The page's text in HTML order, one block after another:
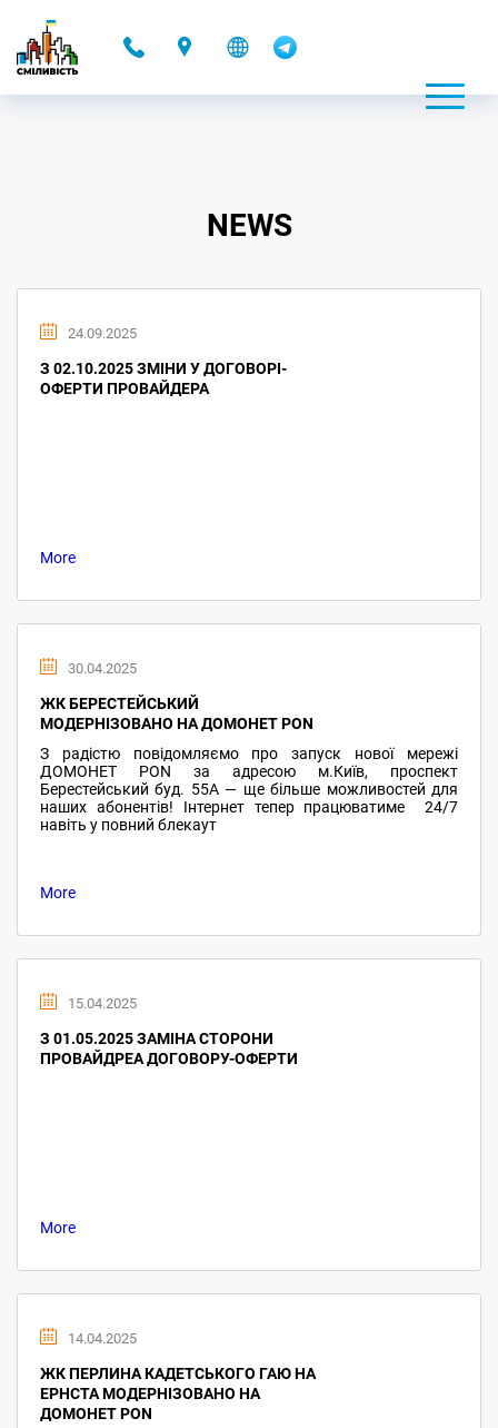
NEWS
24.09.2025
З 02.10.2025 ЗМІНИ У ДОГОВОРІ-
ОФЕРТИ ПРОВАЙДЕРА
More
30.04.2025
ЖК БЕРЕСТЕЙСЬКИЙ
МОДЕРНІЗОВАНО НА ДОМОНЕТ PON
З радістю повідомляємо про запуск нової мережі
ДОМОНЕТ PON за адресою м.Київ, проспект
Берестейський буд. 55А — ще більше можливостей для
наших абонентів! Інтернет тепер працюватиме 24/7
навіть у повний блекаут
More
15.04.2025
З 01.05.2025 ЗАМІНА СТОРОНИ
ПРОВАЙДРЕА ДОГОВОРУ-ОФЕРТИ
More
14.04.2025
ЖК ПЕРЛИНА КАДЕТСЬКОГО ГАЮ НА
ЕРНСТА МОДЕРНІЗОВАНО НА
ДОМОНЕТ PON